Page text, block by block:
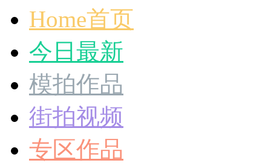
Home首页
今日最新
模拍作品
街拍视频
专区作品